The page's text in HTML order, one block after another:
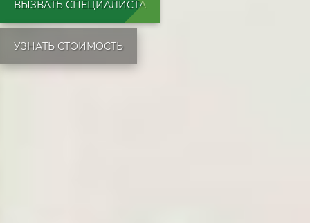
ВЫЗВАТЬ СПЕЦИАЛИСТА
УЗНАТЬ СТОИМОСТЬ